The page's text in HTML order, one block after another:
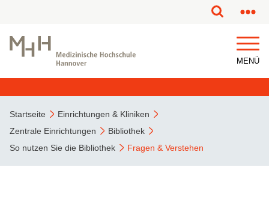
MENÜ
Startseite
Einrichtungen & Kliniken
Zentrale Einrichtungen
Bibliothek
So nutzen Sie die Bibliothek
Fragen & Verstehen